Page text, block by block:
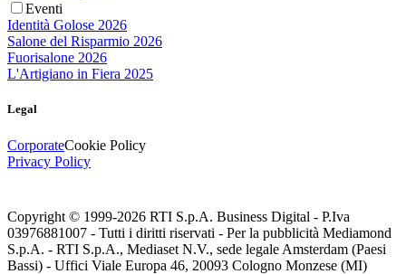
Eventi
Identità Golose 2026
Salone del Risparmio 2026
Fuorisalone 2026
L'Artigiano in Fiera 2025
Legal
CorporateCookie Policy
Privacy Policy
Copyright © 1999-2026 RTI S.p.A. Business Digital - P.Iva
03976881007 - Tutti i diritti riservati - Per la pubblicità Mediamond
S.p.A. - RTI S.p.A., Mediaset N.V., sede legale Amsterdam (Paesi
Bassi) - Uffici Viale Europa 46, 20093 Cologno Monzese (MI)